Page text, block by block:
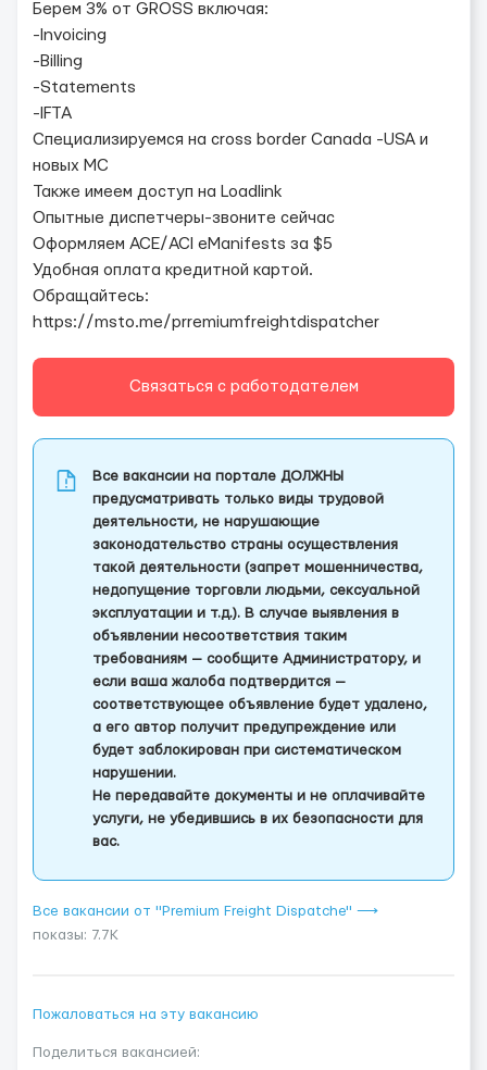
Берем 3% от GROSS включая:
-Invoicing
-Billing
-Statements
-IFTA
Специализируемся на cross border Canada -USA и
новых MC
Также имеем доступ на Loadlink
Опытные диспетчеры-звоните сейчас
Оформляем ACE/ACI eManifests за $5
Удобная оплата кредитной картой.
Обращайтесь:
https://msto.me/prremiumfreightdispatcher
Связаться с работодателем
Все вакансии на портале ДОЛЖНЫ
предусматривать только виды трудовой
деятельности, не нарушающие
законодательство страны осуществления
такой деятельности (запрет мошенничества,
недопущение торговли людьми, сексуальной
эксплуатации и т.д.). В случае выявления в
объявлении несоответствия таким
требованиям — сообщите Администратору, и
если ваша жалоба подтвердится —
соответствующее объявление будет удалено,
а его автор получит предупреждение или
будет заблокирован при систематическом
нарушении.
Не передавайте документы и не оплачивайте
услуги, не убедившись в их безопасности для
вас.
Все вакансии от "Premium Freight Dispatche" ⟶
показы: 7.7K
Пожаловаться на эту вакансию
Поделиться вакансией: